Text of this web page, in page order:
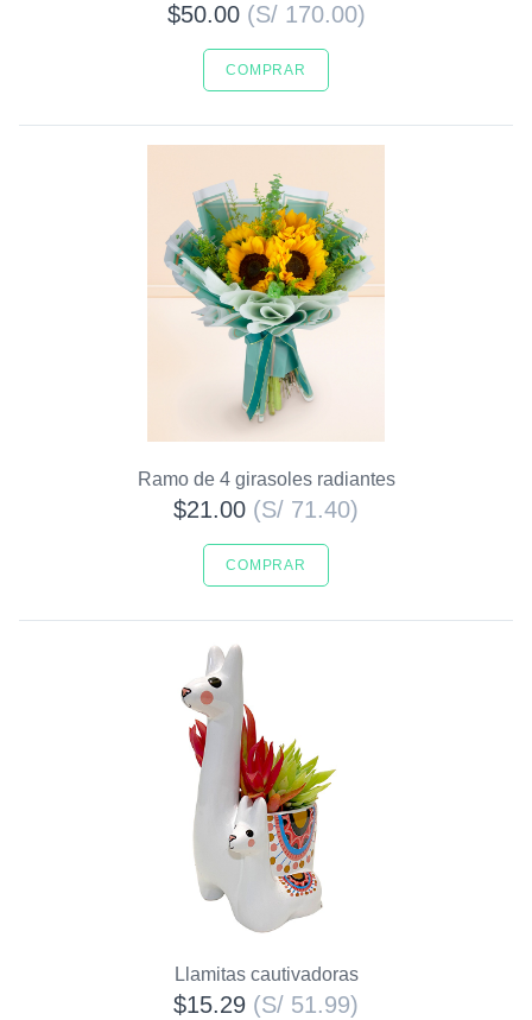
$50.00 (S/ 170.00)
COMPRAR
Ramo de 4 girasoles radiantes
$21.00 (S/ 71.40)
COMPRAR
Llamitas cautivadoras
$15.29 (S/ 51.99)